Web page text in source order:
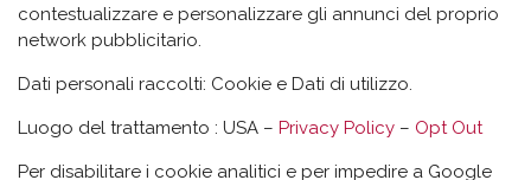
contestualizzare e personalizzare gli annunci del proprio
network pubblicitario.
Dati personali raccolti: Cookie e Dati di utilizzo.
Luogo del trattamento : USA – Privacy Policy – Opt Out
Per disabilitare i cookie analitici e per impedire a Google